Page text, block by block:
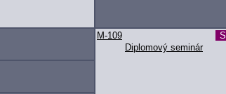
Diplomový seminár
M-109 S